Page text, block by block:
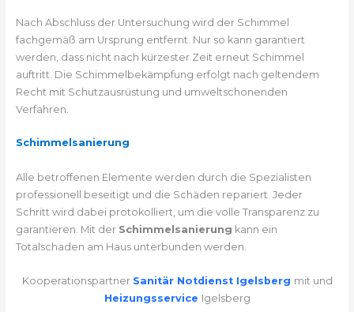
Nach Abschluss der Untersuchung wird der Schimmel
fachgemäß am Ursprung entfernt. Nur so kann garantiert
werden, dass nicht nach kürzester Zeit erneut Schimmel
auftritt. Die Schimmelbekämpfung erfolgt nach geltendem
Recht mit Schutzausrüstung und umweltschonenden
Verfahren.
Schimmelsanierung
Alle betroffenen Elemente werden durch die Spezialisten
professionell beseitigt und die Schäden repariert. Jeder
Schritt wird dabei protokolliert, um die volle Transparenz zu
garantieren. Mit der Schimmelsanierung kann ein
Totalschaden am Haus unterbunden werden.
Kooperationspartner Sanitär Notdienst Igelsberg mit und
Heizungsservice Igelsberg